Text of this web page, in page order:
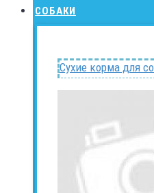
СОБАКИ
Сухие корма для